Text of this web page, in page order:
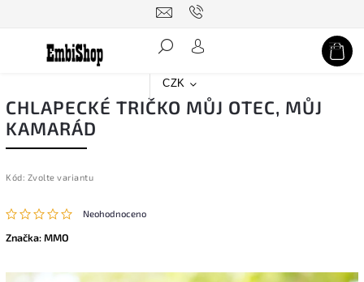
CZK
Hledat
CHLAPECKÉ TRIČKO MŮJ OTEC, MŮJ
KAMARÁD
Kód: Zvolte variantu
Neohodnoceno
Značka:MMO